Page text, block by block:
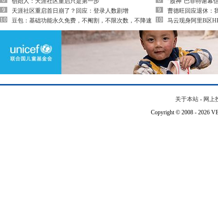
天涯社区重启首日崩了？回应：登录人数剧增
豆包：基础功能永久免费，不阉割，不限次数，不降速
曹德旺回应退休：
马云现身阿里B区
关于本站 - 网上
Copyright © 2008 - 2026